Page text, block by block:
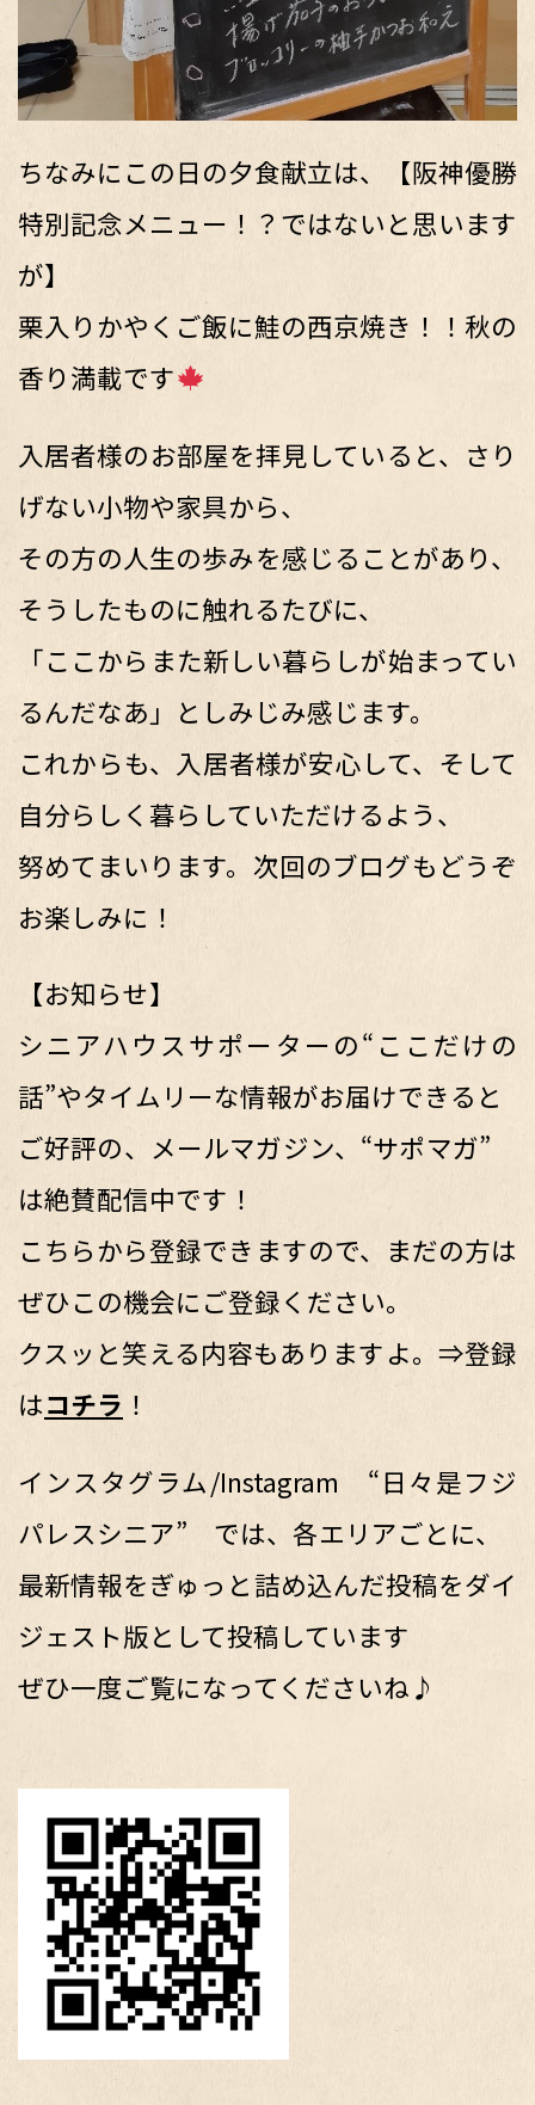
ちなみにこの日の夕食献立は、【阪神優勝
特別記念メニュー！？ではないと思います
が】
栗入りかやくご飯に鮭の西京焼き！！秋の
香り満載です
入居者様のお部屋を拝見していると、さり
げない小物や家具から、
その方の人生の歩みを感じることがあり、
そうしたものに触れるたびに、
「ここからまた新しい暮らしが始まってい
るんだなあ」としみじみ感じます。
これからも、入居者様が安心して、そして
自分らしく暮らしていただけるよう、
努めてまいります。次回のブログもどうぞ
お楽しみに！
【お知らせ】
シニアハウスサポーターの“ここだけの
話”やタイムリーな情報がお届けできると
ご好評の、メールマガジン、“サポマガ”
は絶賛配信中です！
こちらから登録できますので、まだの方は
ぜひこの機会にご登録ください。
クスッと笑える内容もありますよ。⇒登録
はコチラ ！
インスタグラム/Instagram “日々是フジ
パレスシニア” では、各エリアごとに、
最新情報をぎゅっと詰め込んだ投稿をダイ
ジェスト版として投稿しています
ぜひ一度ご覧になってくださいね♪